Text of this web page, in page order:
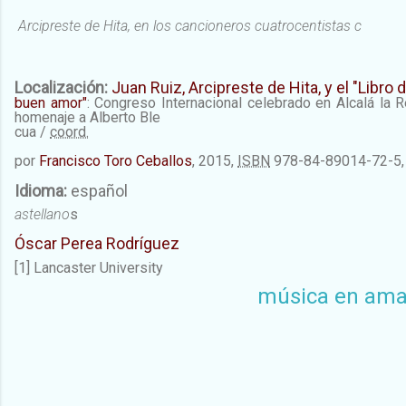
Arcipreste de Hita, en los cancioneros cuatrocentistas c
Localización: Juan Ruiz, Arcipreste de Hita, y el "Libro
buen amor":Congreso Internacional celebrado en Alcalá la
homenaje a Alberto Ble
cua / coord.
por Francisco Toro Ceballos, 2015, ISBN 978-84-89014-72-
Idioma: español
astellanos
Óscar Perea Rodríguez
[1] Lancaster University
música en